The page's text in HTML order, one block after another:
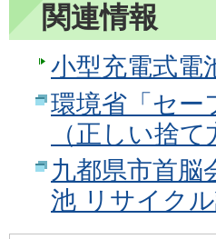
関連情報
小型充電式電
環境省「セー
（正しい捨
九都県市首脳
池 リサイク